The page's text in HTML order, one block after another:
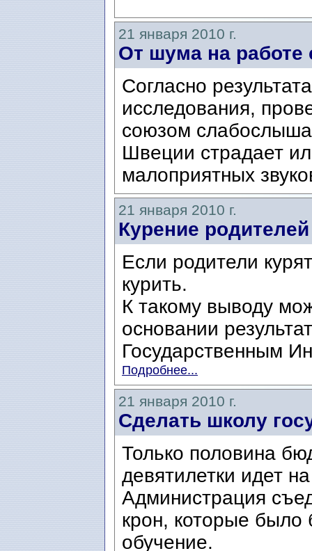
21 января 2010 г.
От шума на работе
Согласно
исследования,
союзом
Швеции страдает
малоприятных
21 января 2010 г.
Курение
Если родители
курить.
К такому выводу
основании
Государственным
Подробнее...
21 января 2010 г.
Сделать школу
Только половина
девятилетки идет
Администрация
крон, которые
обучение.